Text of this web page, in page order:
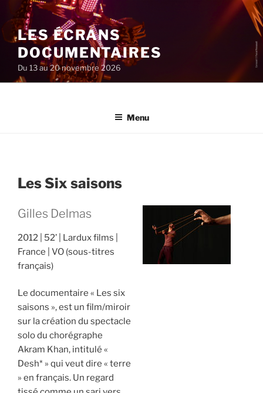
au
contenu
principal
LES ÉCRANS
DOCUMENTAIRES
Du 13 au 20 novembre 2026
Menu
Les Six saisons
Gilles Delmas
2012 52’
Lardux films
France
VO (sous-titres
français)
Le documentaire « Les six
saisons », est un film/miroir
sur la création du spectacle
solo du chorégraphe
Akram Khan, intitulé «
Desh* » qui veut dire « terre
» en français. Un regard